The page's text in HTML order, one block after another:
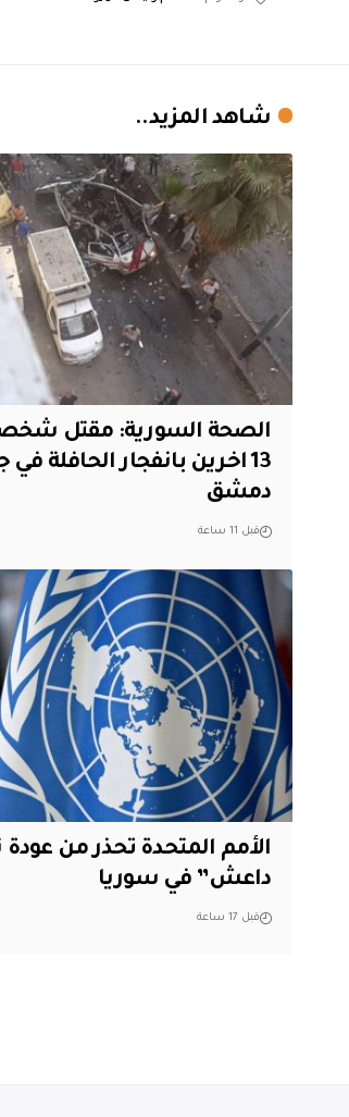
شاهد المزيد..
الصحة السورية: مقتل
13 اخرين بانفجار الحافلة في
دمشق
قبل 11 ساعة
الأمم المتحدة تحذر من
داعش” في سوريا
قبل 17 ساعة